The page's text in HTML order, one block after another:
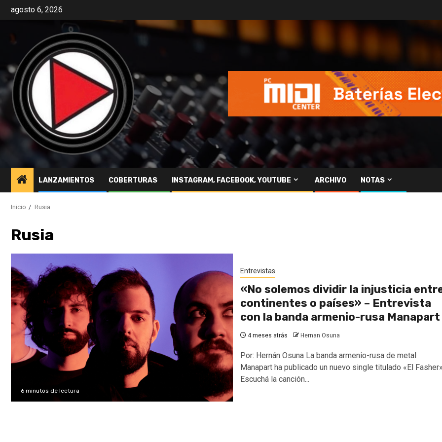
agosto 6, 2026
LANZAMIENTOS COBERTURAS INSTAGRAM, FACEBOOK, YOUTUBE ARCHIVO NOTAS
Inicio Rusia
Rusia
6 minutos de lectura
Entrevistas
«No solemos dividir la injusticia
continentes o países» – Entrevista
con la banda armenio-rusa Manapart
4 meses atrás Hernan Osuna
Por: Hernán Osuna La banda armenio-rusa de metal
Manapart ha publicado un nuevo single titulado «El
Escuchá la canción...